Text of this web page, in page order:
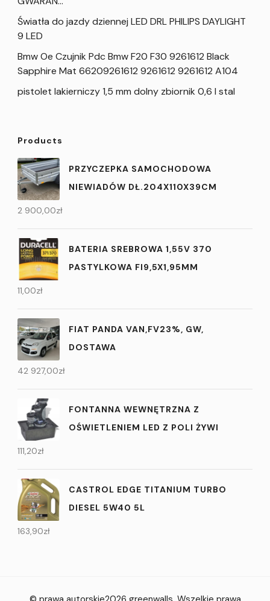
Światła do jazdy dziennej LED DRL PHILIPS DAYLIGHT
9 LED
Bmw Oe Czujnik Pdc Bmw F20 F30 9261612 Black
Sapphire Mat 66209261612 9261612 9261612 A104
pistolet lakierniczy 1,5 mm dolny zbiornik 0,6 l stal
Products
PRZYCZEPKA SAMOCHODOWA
NIEWIADÓW DŁ.204X110X39CM
2 900,00zł
BATERIA SREBROWA 1,55V 370
PASTYLKOWA FI9,5X1,95MM
11,00zł
FIAT PANDA VAN,FV23%, GW,
DOSTAWA
42 927,00zł
FONTANNA WEWNĘTRZNA Z
OŚWIETLENIEM LED Z POLI ŻYWI
111,20zł
CASTROL EDGE TITANIUM TURBO
DIESEL 5W40 5L
163,90zł